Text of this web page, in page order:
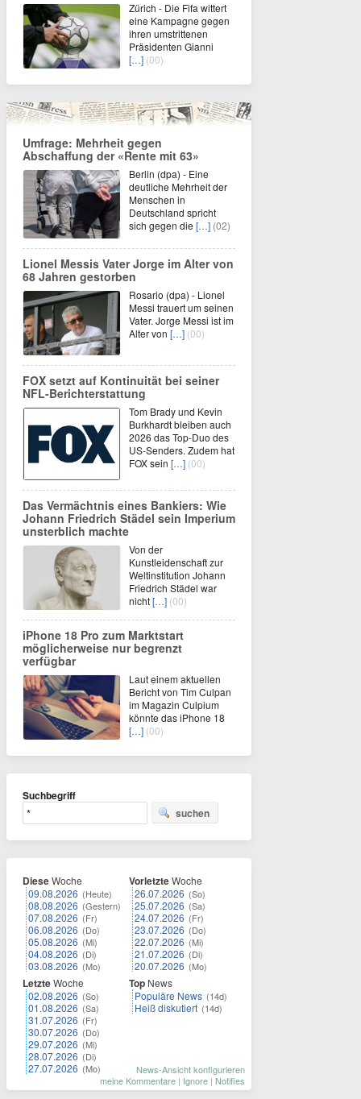
Zürich - Die Fifa wittert
eine Kampagne gegen
ihren umstrittenen
Präsidenten Gianni
[…] (00)
Umfrage: Mehrheit gegen
Abschaffung der «Rente mit 63»
Berlin (dpa) - Eine
deutliche Mehrheit der
Menschen in
Deutschland spricht
sich gegen die […] (02)
Lionel Messis Vater Jorge im Alter von
68 Jahren gestorben
Rosario (dpa) - Lionel
Messi trauert um seinen
Vater. Jorge Messi ist im
Alter von […] (00)
FOX setzt auf Kontinuität bei seiner
NFL-Berichterstattung
Tom Brady und Kevin
Burkhardt bleiben auch
2026 das Top-Duo des
US-Senders. Zudem hat
FOX sein […] (00)
Das Vermächtnis eines Bankiers: Wie
Johann Friedrich Städel sein Imperium
unsterblich machte
Von der
Kunstleidenschaft zur
Weltinstitution Johann
Friedrich Städel war
nicht[…] (00)
iPhone 18 Pro zum Marktstart
möglicherweise nur begrenzt
verfügbar
Laut einem aktuellen
Bericht von Tim Culpan
im Magazin Culpium
könnte das iPhone 18
[…] (00)
Suchbegriff
suchen
DieseWoche
09.08.2026 (Heute)
08.08.2026 (Gestern)
07.08.2026 (Fr)
06.08.2026 (Do)
05.08.2026 (Mi)
04.08.2026 (Di)
03.08.2026 (Mo)
LetzteWoche
02.08.2026 (So)
01.08.2026 (Sa)
31.07.2026 (Fr)
30.07.2026 (Do)
29.07.2026 (Mi)
28.07.2026 (Di)
27.07.2026 (Mo)
VorletzteWoche
26.07.2026 (So)
25.07.2026 (Sa)
24.07.2026 (Fr)
23.07.2026 (Do)
22.07.2026 (Mi)
21.07.2026 (Di)
20.07.2026 (Mo)
Top News
Populäre News (14d)
Heiß diskutiert (14d)
News-Ansicht konfigurieren
meine Kommentare | Ignore | Notifies